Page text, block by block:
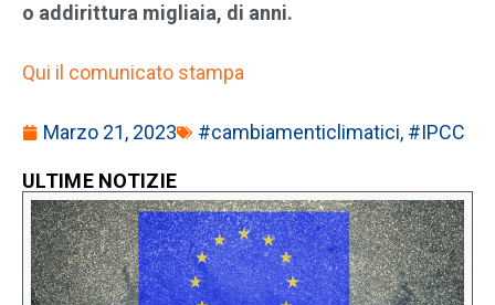
o addirittura migliaia, di anni.
Qui il comunicato stampa
Marzo 21, 2023 #cambiamenticlimatici, #IPCC
ULTIME NOTIZIE